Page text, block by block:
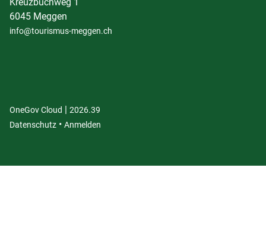
6045 Meggen
info@tourismus-meggen.ch
OneGov Cloud (External Link)
| 2026.39
Datenschutz (External Link)
Anmelden